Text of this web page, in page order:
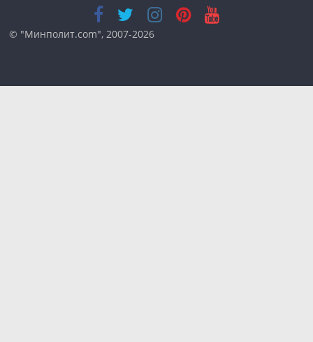
© "Минполит.com", 2007-2026